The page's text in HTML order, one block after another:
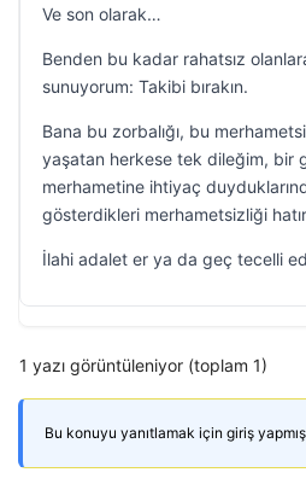
Ve son olarak…
Benden bu kadar rahatsız
sunuyorum: Takibi bırakın.
Bana bu zorbalığı, bu
yaşatan herkese tek dileğim, bir
merhametine ihtiyaç
gösterdikleri merhametsizliği
İlahi adalet er ya da geç tecelli
1 yazı görüntüleniyor (toplam 1)
Bu konuyu yanıtlamak için giriş yapmış